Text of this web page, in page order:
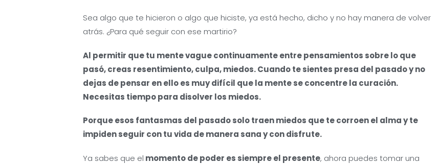
Sea algo que te hicieron o algo que hiciste, ya está hecho, dicho y no hay manera de volver
atrás. ¿Para qué seguir con ese martirio?
Al permitir que tu mente vague continuamente entre pensamientos sobre lo que
pasó, creas resentimiento, culpa, miedos. Cuando te sientes presa del pasado y no
dejas de pensar en ello es muy difícil que la mente se concentre la curación.
Necesitas tiempo para disolver los miedos.
Porque esos fantasmas del pasado solo traen miedos que te corroen el alma y te
impiden seguir con tu vida de manera sana y con disfrute.
Ya sabes que el momento de poder es siempre el presente, ahora puedes tomar una